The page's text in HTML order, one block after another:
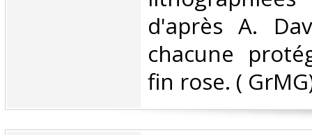
d'après A.
chacune
fin rose. (